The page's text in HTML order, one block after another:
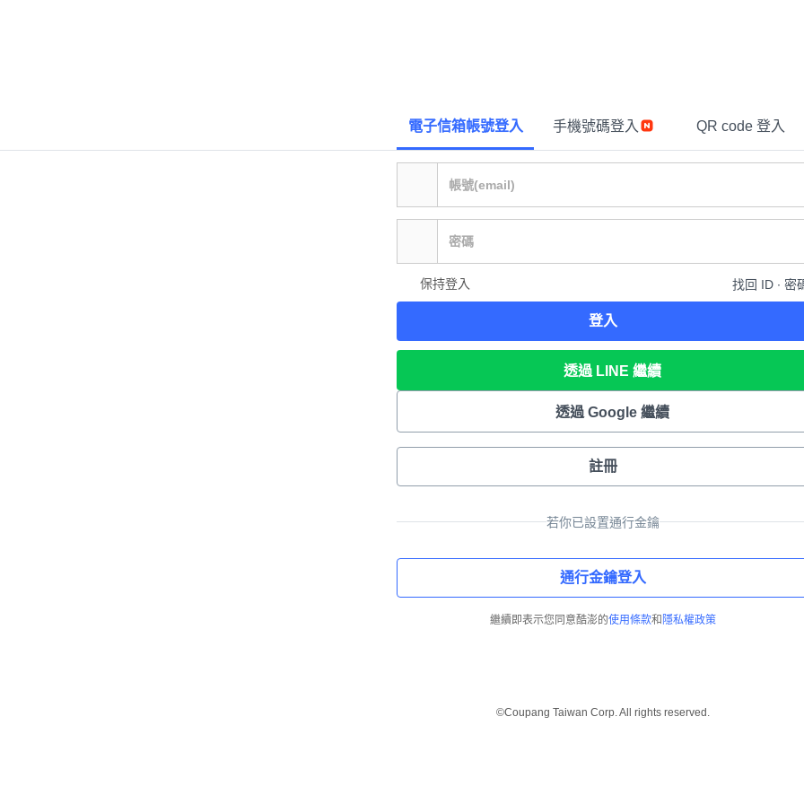
電子信箱帳號登入 手機號碼登入 QR code 登入
保持登入 找回 ID ∙ 密
登入
透過 LINE 繼續
透過 Google 繼續
註冊
若你已設置通行金鑰
通行金鑰登入
繼續即表示您同意酷澎的使用條款和 隱私權政策
©Coupang Taiwan Corp. All rights reserved.